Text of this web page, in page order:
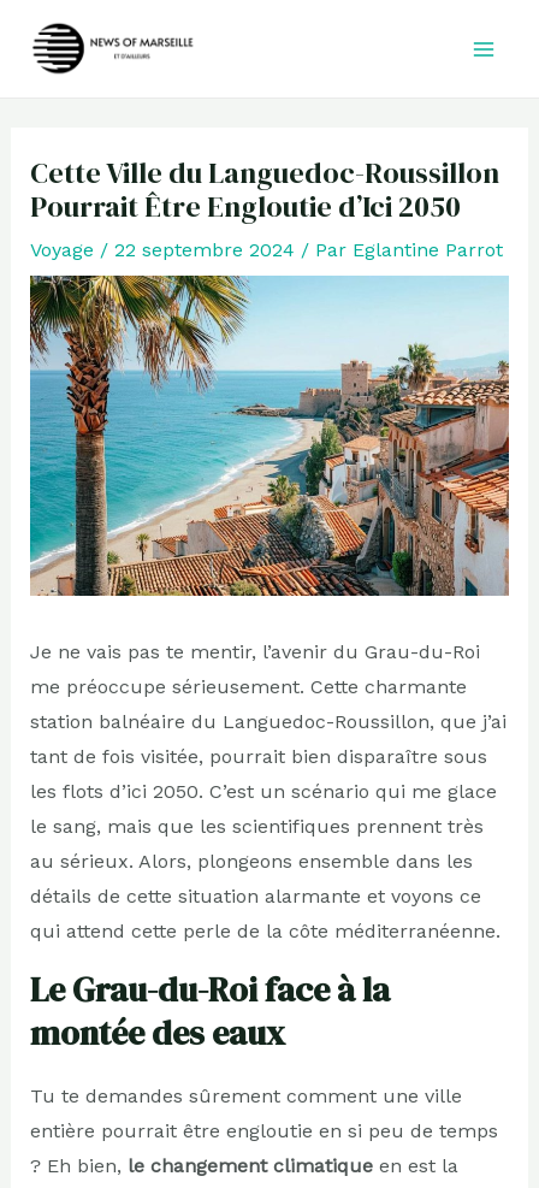
Cette Ville du Languedoc-Roussillon
Pourrait Être Engloutie d’Ici 2050
Voyage / 22 septembre 2024 / Par Eglantine Parrot
Je ne vais pas te mentir, l’avenir du Grau-du-Roi
me préoccupe sérieusement. Cette charmante
station balnéaire du Languedoc-Roussillon, que j’ai
tant de fois visitée, pourrait bien disparaître sous
les flots d’ici 2050. C’est un scénario qui me glace
le sang, mais que les scientifiques prennent très
au sérieux. Alors, plongeons ensemble dans les
détails de cette situation alarmante et voyons ce
qui attend cette perle de la côte méditerranéenne.
Le Grau-du-Roi face à la
montée des eaux
Tu te demandes sûrement comment une ville
entière pourrait être engloutie en si peu de temps
? Eh bien, le changement climatiqueen est la